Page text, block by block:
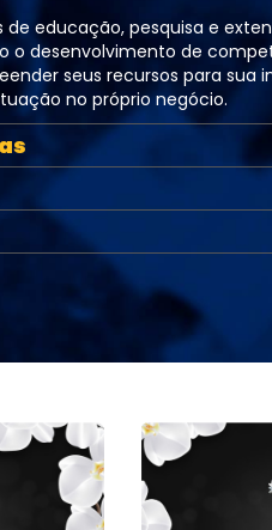
educação, pesquisa e
o desenvolvimento de
seus recursos para sua
no próprio negócio.